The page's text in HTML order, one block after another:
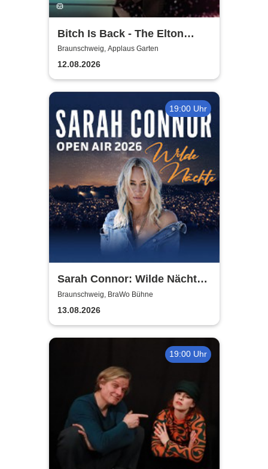
Bitch Is Back - The Elton
John Show
Braunschweig, Applaus Garten
12.08.2026
19:00 Uhr
Sarah Connor: Wilde Nächte -
Open Air 2026
Braunschweig, BraWo Bühne
13.08.2026
19:00 Uhr